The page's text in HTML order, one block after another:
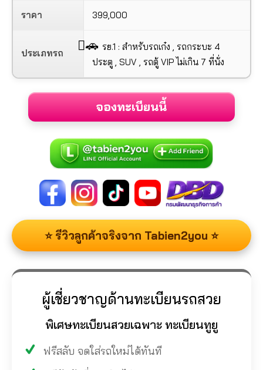
ราคา 399,000
ประเภทรถ
🚗 รย.1 : สำหรับรถเก๋ง , รถกระบะ 4
ประตู , SUV , รถตู้ VIP ไม่เกิน 7 ที่นั่ง
จองทะเบียนนี้
⭐ รีวิวลูกค้าจริงจาก Tabien2you ⭐
ผู้เชี่ยวชาญด้านทะเบียนรถสวย
พิเศษทะเบียนสวยเฉพาะ ทะเบียนทูยู
ฟรีสลับ จดใส่รถใหม่ได้ทันที